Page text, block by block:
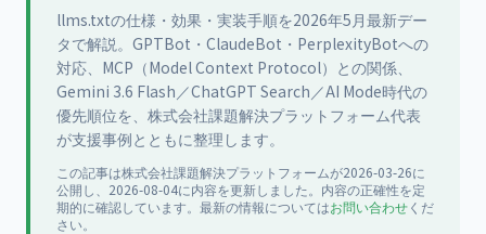
llms.txtの仕様・効果・実装手順を2026年5月最新デー
タで解説。GPTBot・ClaudeBot・PerplexityBotへの
対応、MCP（Model Context Protocol）との関係、
Gemini 3.6 Flash／ChatGPT Search／AI Mode時代の
優先順位を、株式会社課題解決プラットフォーム代表
が支援事例とともに整理します。
この記事は株式会社課題解決プラットフォームが2026-03-26に
公開し、2026-08-04に内容を更新しました。内容の正確性を定
期的に確認しています。最新の情報についてはお問い合わせくだ
さい。